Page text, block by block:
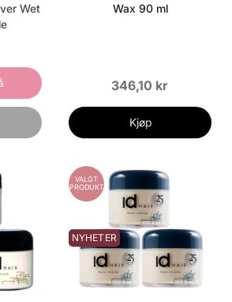
Wet
Wax 90 ml
346,10 kr
Kjøp
VALGT
PRODUKT
NYHETER